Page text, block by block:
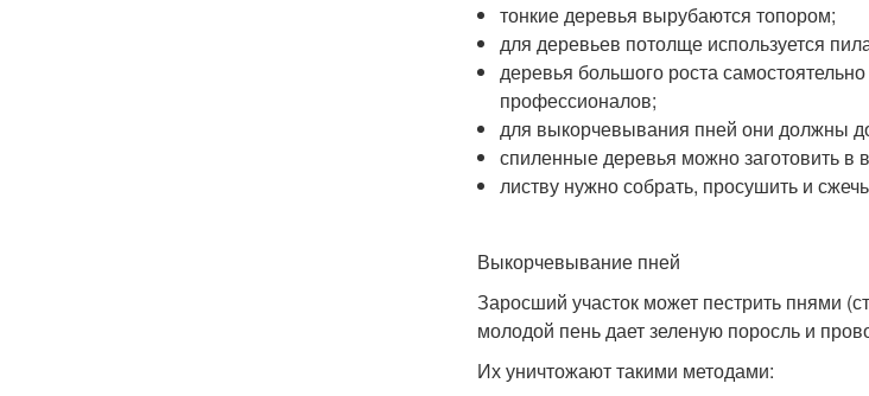
тонкие деревья вырубаются топором;
для деревьев потолще используется
деревья большого роста
профессионалов;
для выкорчевывания пней они должны
спиленные деревья можно заготовить
листву нужно собрать, просушить и
Выкорчевывание пней
Заросший участок может пестрить пнями
молодой пень дает зеленую поросль и
Их уничтожают такими методами: